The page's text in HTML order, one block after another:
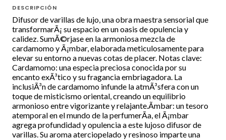
DESCRIPCIÓN
Difusor de varillas de lujo, una obra maestra sensorial que
transformarÃ¡ su espacio en un oasis de opulencia y
calidez. SumÃ©rjase en la armoniosa mezcla de
cardamomo y Ã¡mbar, elaborada meticulosamente para
elevar su entorno a nuevas cotas de placer. Notas clave:
Cardamomo: una especia preciosa conocida por su
encanto exÃ³tico y su fragancia embriagadora. La
inclusiÃ³n de cardamomo infunde la atmÃ³sfera con un
toque de misticismo oriental, creando un equilibrio
armonioso entre vigorizante y relajante.Ãmbar: un tesoro
atemporal en el mundo de la perfumerÃ­a, el Ã¡mbar
agrega profundidad y opulencia a este lujoso difusor de
varillas. Su aroma aterciopelado y resinoso imparte una